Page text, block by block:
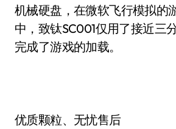
机械硬盘，在微软飞行模拟的
中，致钛SC001仅用了接近三
完成了游戏的加载。
优质颗粒、无忧售后